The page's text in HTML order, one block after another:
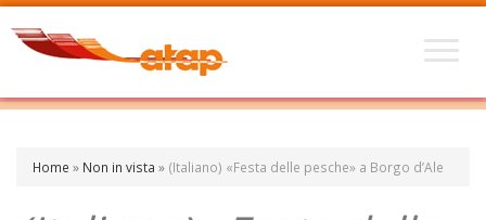
Home » Non in vista » (Italiano) «Festa delle pesche» a Borgo d’Ale